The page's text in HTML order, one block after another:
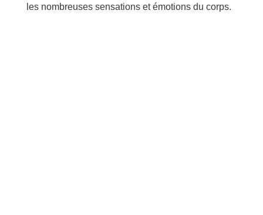
les nombreuses sensations et émotions du corps.